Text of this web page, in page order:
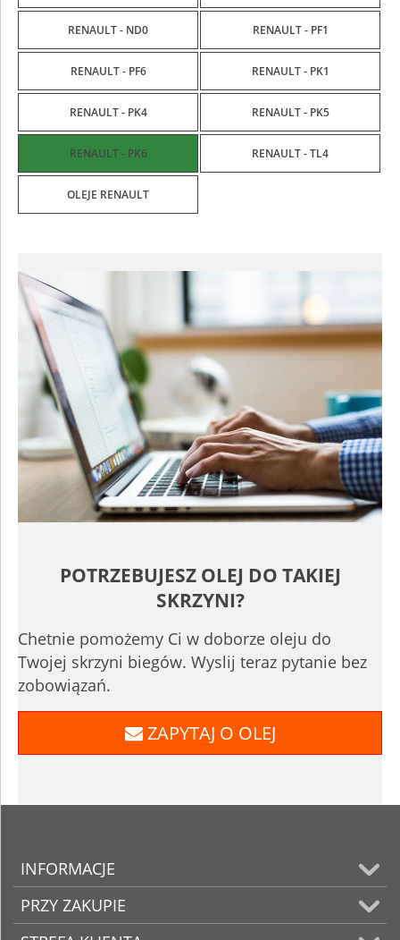
RENAULT - ND0 RENAULT - PF1
RENAULT - PF6 RENAULT - PK1
RENAULT - PK4 RENAULT - PK5
RENAULT - PK6 RENAULT - TL4
OLEJE RENAULT
POTRZEBUJESZ OLEJ DO TAKIEJ
SKRZYNI?
Chetnie pomożemy Ci w doborze oleju do
Twojej skrzyni biegów. Wyslij teraz pytanie bez
zobowiązań.
ZAPYTAJ O OLEJ
INFORMACJE
PRZY ZAKUPIE